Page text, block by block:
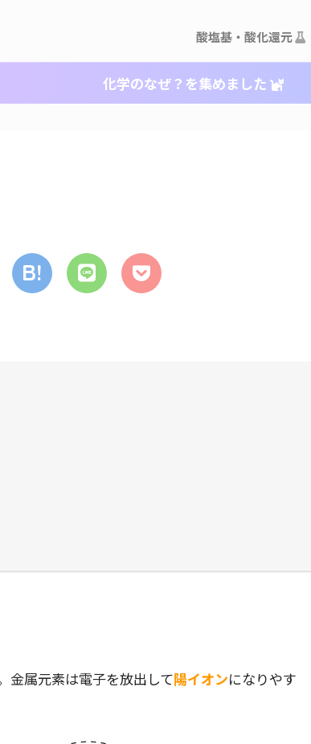
酸塩基・酸化還元
化学のなぜ？を集めました
金属元素は電子を放出して陽イオンになりやす